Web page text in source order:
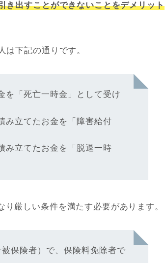
き出すことができないことをデメリット
は下記の通りです。
を「死亡一時金」として受け
み立てたお金を「障害給付
み立てたお金を「脱退一時
厳しい条件を満たす必要があります。
保険者）で、保険料免除者で